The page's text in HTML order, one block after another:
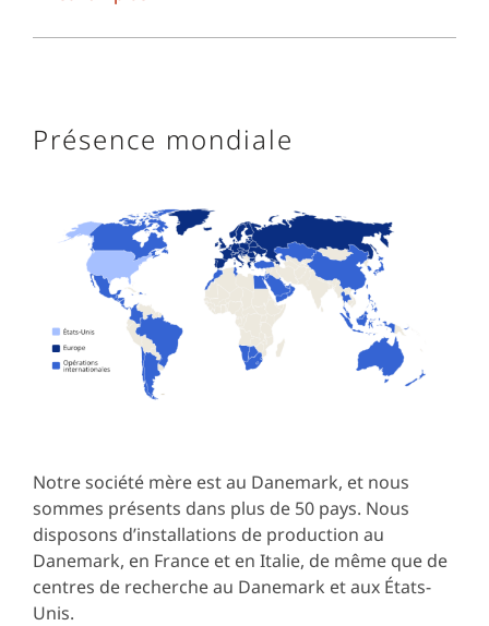
Présence mondiale
Notre société mère est au Danemark, et nous
sommes présents dans plus de 50 pays. Nous
disposons d’installations de production au
Danemark, en France et en Italie, de même que de
centres de recherche au Danemark et aux États-
Unis.